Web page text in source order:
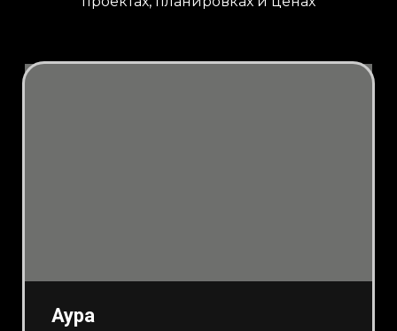
Аура